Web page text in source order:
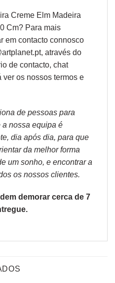
Creme Elm Madeira
Cm? Para mais
em contacto connosco
através do
de contacto, chat
ver os nossos termos e
de pessoas para
a nossa equipa é
dia após dia, para que
da melhor forma
um sonho, e encontrar a
os nossos clientes.
demorar cerca de 7